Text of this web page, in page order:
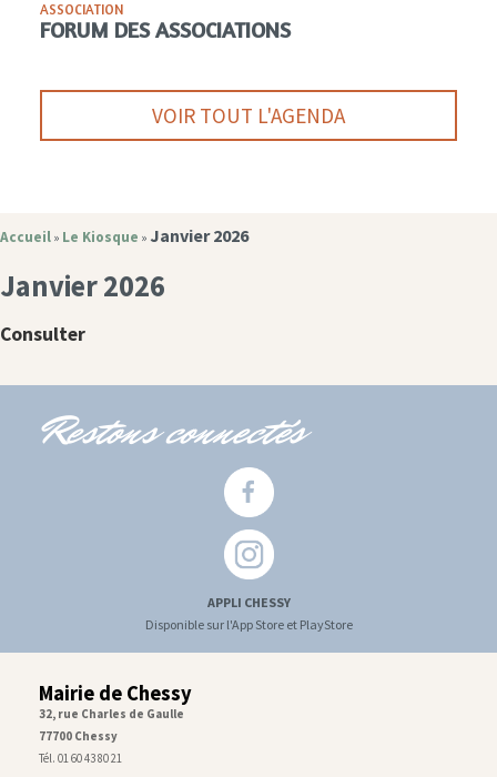
ASSOCIATION
FORUM DES ASSOCIATIONS
VOIR TOUT L'AGENDA
Accueil » Le Kiosque » Janvier 2026
Janvier 2026
Consulter
Restons connectés
APPLI CHESSY
Disponible sur l'App Store et PlayStore
Mairie de Chessy
32, rue Charles de Gaulle
77700 Chessy
Tél. 01 60 43 80 21